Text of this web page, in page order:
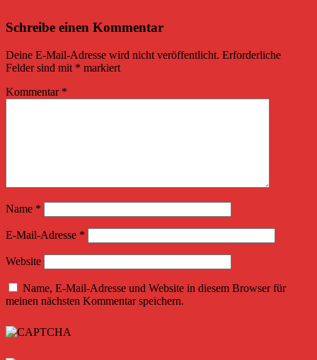
Schreibe einen Kommentar
Deine E-Mail-Adresse wird nicht veröffentlicht. Erforderliche
Felder sind mit * markiert
Kommentar *
Name *
E-Mail-Adresse *
Website
Name, E-Mail-Adresse und Website in diesem Browser für
meinen nächsten Kommentar speichern.